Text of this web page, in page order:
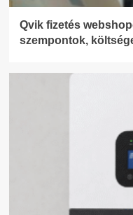
Qvik fizetés
szempontok,